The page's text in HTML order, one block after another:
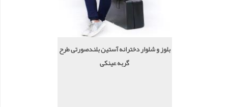
بلوز و شلوار دخترانه آستین بلندصورتی طرح
گربه عینکی